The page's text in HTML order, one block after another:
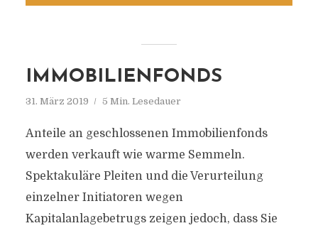
IMMOBILIENFONDS
31. März 2019 5 Min. Lesedauer
Anteile an geschlossenen Immobilienfonds
werden verkauft wie warme Semmeln.
Spektakuläre Pleiten und die Verurteilung
einzelner Initiatoren wegen
Kapitalanlagebetrugs zeigen jedoch, dass Sie